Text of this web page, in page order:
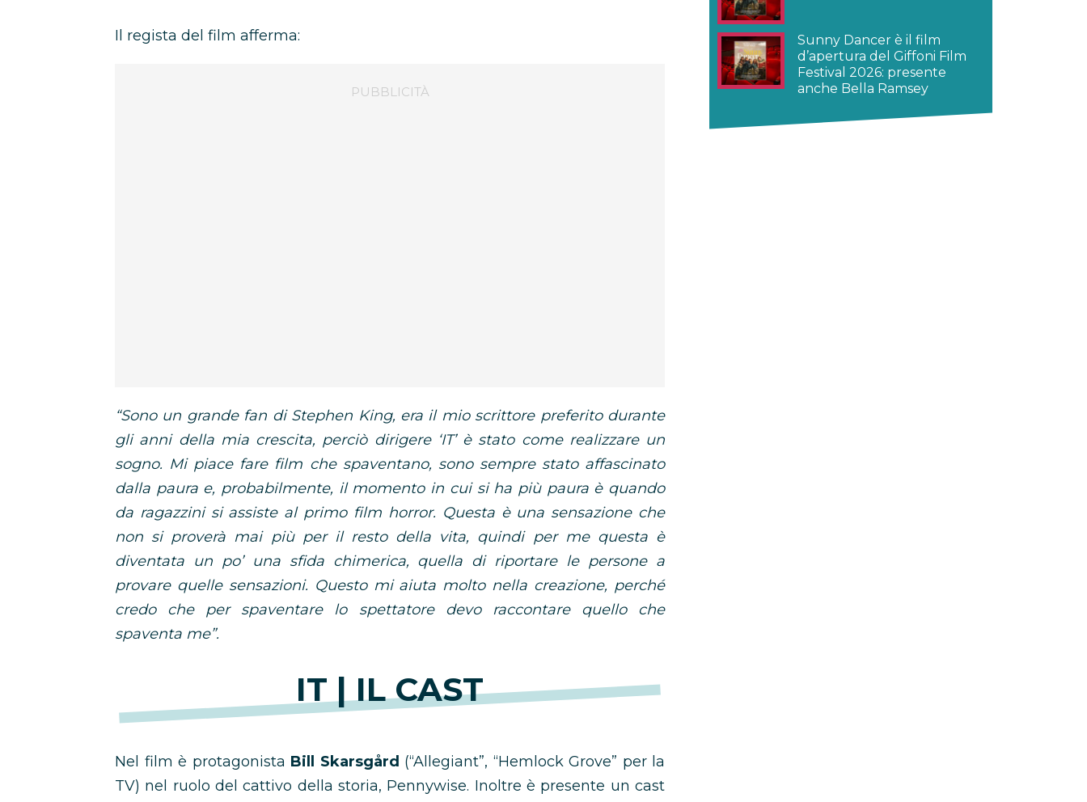
Il regista del film afferma:
“Sono un grande fan di Stephen King, era il mio scrittore preferito durante
gli anni della mia crescita, perciò dirigere ‘IT’ è stato come realizzare un
sogno. Mi piace fare film che spaventano, sono sempre stato affascinato
dalla paura e, probabilmente, il momento in cui si ha più paura è quando
da ragazzini si assiste al primo film horror. Questa è una sensazione che
non si proverà mai più per il resto della vita, quindi per me questa è
diventata un po’ una sfida chimerica, quella di riportare le persone a
provare quelle sensazioni. Questo mi aiuta molto nella creazione, perché
credo che per spaventare lo spettatore devo raccontare quello che
spaventa me”.
IT | IL CAST
Nel film è protagonista Bill Skarsgård (“Allegiant”, “Hemlock Grove” per la
TV) nel ruolo del cattivo della storia, Pennywise. Inoltre è presente un cast
Sunny Dancer è il film
d’apertura del Giffoni Film
Festival 2026: presente
anche Bella Ramsey